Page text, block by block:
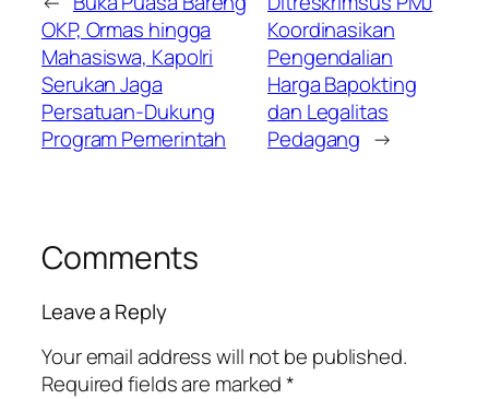
OKP, Ormas hingga
Mahasiswa, Kapolri
Serukan Jaga
Persatuan-Dukung
Program Pemerintah
Koordinasikan
Pengendalian
Harga Bapokting
dan Legalitas
Pedagang →
Comments
Leave a Reply
Your email address will not be published.
Required fields are marked*